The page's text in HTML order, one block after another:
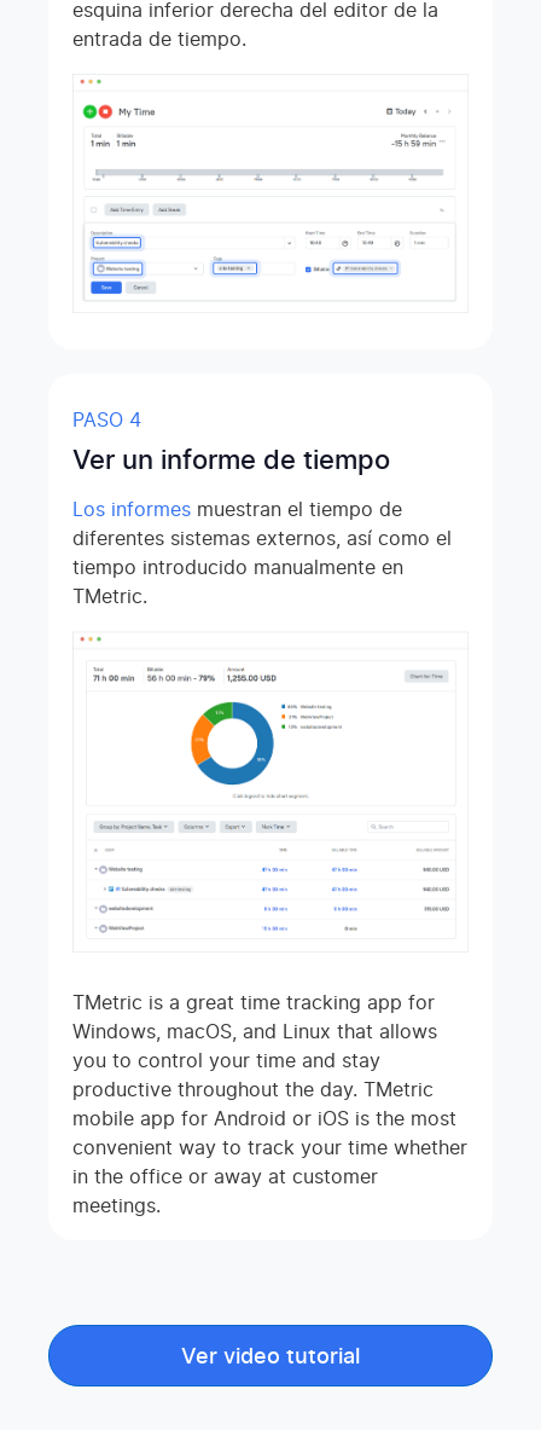
esquina inferior derecha del editor de la
entrada de tiempo.
PASO 4
Ver un informe de tiempo
Los informes muestran el tiempo de
diferentes sistemas externos, así como el
tiempo introducido manualmente en
TMetric.
TMetric is a great time tracking app for
Windows, macOS, and Linux that allows
you to control your time and stay
productive throughout the day. TMetric
mobile app for Android or iOS is the most
convenient way to track your time whether
in the office or away at customer
meetings.
Ver video tutorial